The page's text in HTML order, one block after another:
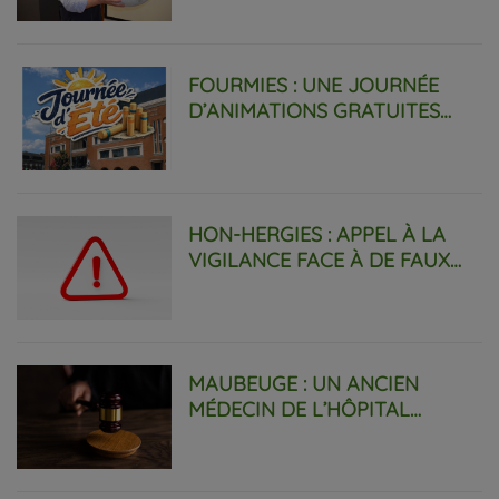
FOURMIES : UNE JOURNÉE
D’ANIMATIONS GRATUITES
HON-HERGIES : APPEL À LA
VIGILANCE FACE À DE FAUX
MAUBEUGE : UN ANCIEN
MÉDECIN DE L’HÔPITAL